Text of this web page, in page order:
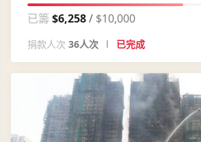
已籌 $6,258 $10,000
捐款人次 36人次 已完成